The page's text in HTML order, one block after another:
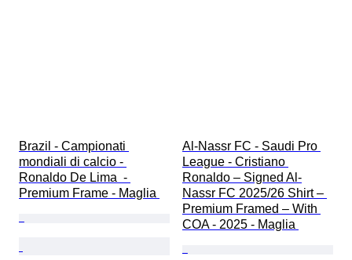
Brazil - Campionati
mondiali di calcio -
Ronaldo De Lima  -
Premium Frame - Maglia
Al-Nassr FC - Saudi Pro
League - Cristiano
Ronaldo – Signed Al-
Nassr FC 2025/26 Shirt –
Premium Framed – With
COA - 2025 - Maglia